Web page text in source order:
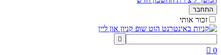
התחבר
זכור אותי

0
